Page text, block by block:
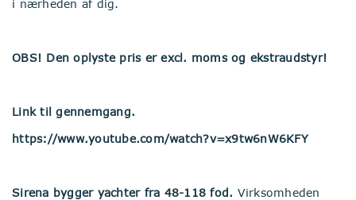
i nærheden af dig.
OBS! Den oplyste pris er excl. moms og ekstraudstyr!
Link til gennemgang.
https://www.youtube.com/watch?v=x9tw6nW6KFY
Sirena bygger yachter fra 48-118 fod. Virksomheden